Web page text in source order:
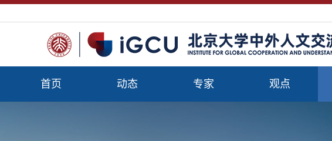
首页 动态 专家 观点